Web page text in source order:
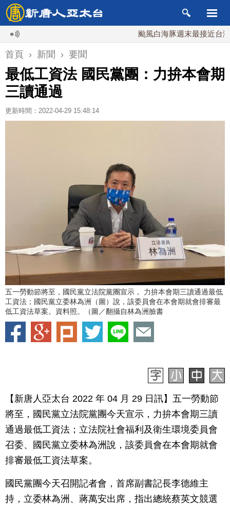
颱風白海豚週末最接近台灣 最快
首頁 › 新聞 › 要聞
最低工資法 國民黨團：力拚本會期
三讀通過
更新時間：2022-04-29 15:48:14
五一勞動節將至，國民黨立法院黨團宣示， 力拚本會期三讀通過最低
工資法；國民黨立委林為洲（圖）說，該委員會在本會期就會排審最
低工資法草案。資料照。（圖／翻攝自林為洲臉書
【新唐人亞太台 2022 年 04 月 29 日訊】五一勞動節
將至，國民黨立法院黨團今天宣示，力拚本會期三讀
通過最低工資法；立法院社會福利及衛生環境委員會
召委、國民黨立委林為洲說，該委員會在本會期就會
排審最低工資法草案。
國民黨團今天召開記者會，首席副書記長李德維主
持，立委林為洲、蔣萬安出席，指出總統蔡英文競選